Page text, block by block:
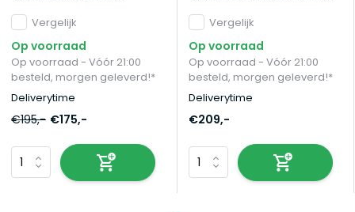
Vergelijk
Op voorraad
Op voorraad - Vóór 21:00
besteld, morgen geleverd!*
Deliverytime
€195,- €175,-
Vergelijk
Op voorraad
Op voorraad - Vóór 21:00
besteld, morgen geleverd!*
Deliverytime
€209,-